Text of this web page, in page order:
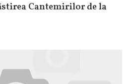
Cantemirilor de la